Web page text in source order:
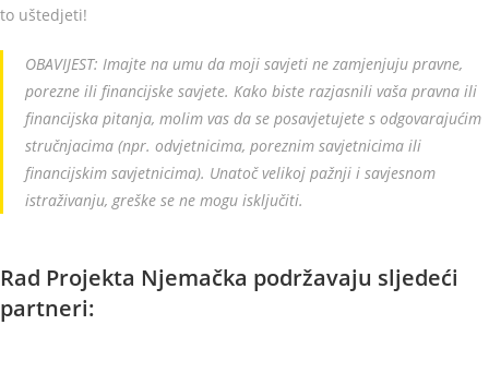
to uštedjeti!
OBAVIJEST: Imajte na umu da moji savjeti ne zamjenjuju pravne,
porezne ili financijske savjete. Kako biste razjasnili vaša pravna ili
financijska pitanja, molim vas da se posavjetujete s odgovarajućim
stručnjacima (npr. odvjetnicima, poreznim savjetnicima ili
financijskim savjetnicima). Unatoč velikoj pažnji i savjesnom
istraživanju, greške se ne mogu isključiti.
Rad Projekta Njemačka podržavaju sljedeći
partneri: